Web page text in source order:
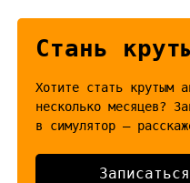
Стань
Хотите стать крутым
несколько месяцев?